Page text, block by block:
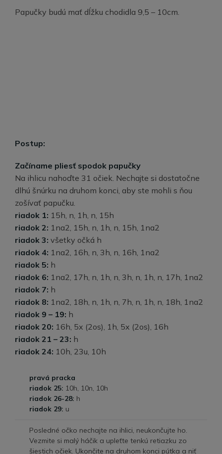
Papučky budú mať dĺžku chodidla 9,5 – 10cm.
Postup:
Začíname pliesť spodok papučky
Na ihlicu nahoďte 31 očiek. Nechajte si dostatočne
dlhú šnúrku na druhom konci, aby ste mohli s ňou
zošívať papučku.
riadok 1: 15h, n, 1h, n, 15h
riadok 2: 1na2, 15h, n, 1h, n, 15h, 1na2
riadok 3: všetky očká h
riadok 4: 1na2, 16h, n, 3h, n, 16h, 1na2
riadok 5: h
riadok 6: 1na2, 17h, n, 1h, n, 3h, n, 1h, n, 17h, 1na2
riadok 7: h
riadok 8: 1na2, 18h, n, 1h, n, 7h, n, 1h, n, 18h, 1na2
riadok 9 – 19: h
riadok 20: 16h, 5x (2os), 1h, 5x (2os), 16h
riadok 21 – 23: h
riadok 24: 10h, 23u, 10h
pravá pracka
riadok 25: 10h, 10n, 10h
riadok 26-28: h
riadok 29: u
Posledné očko nechajte na ihlici, neukončujte ho.
Vezmite si malý háčik a upleťte tenkú retiazku zo
šiestich očiek. Ukončite na druhom konci pútka a niť